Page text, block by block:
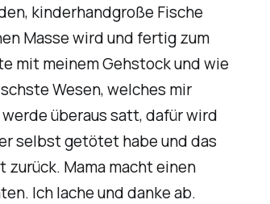
kinderhandgroße Fische
Masse wird und fertig zum
mit meinem Gehstock und wie
Wesen, welches mir
überaus satt, dafür wird
selbst getötet habe und das
Mama macht einen
Ich lache und danke ab.